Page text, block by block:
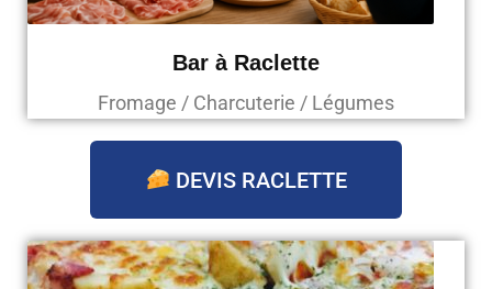
Bar à Raclette
Fromage / Charcuterie / Légumes
DEVIS RACLETTE